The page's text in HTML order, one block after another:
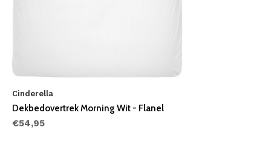
Cinderella
Dekbedovertrek Morning Wit - Flanel
€54,95